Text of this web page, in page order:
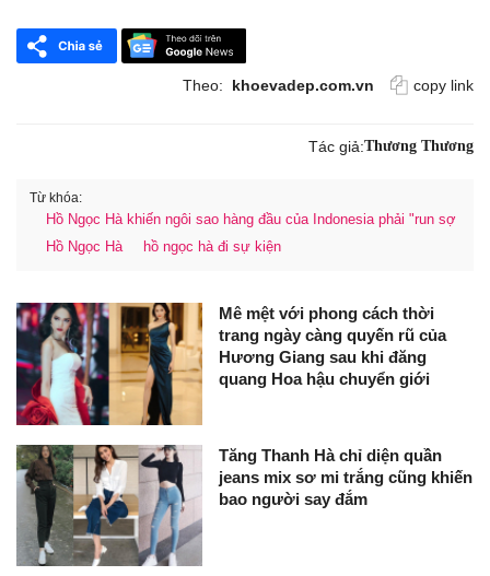
Theo: khoevadep.com.vn copy link
Tác giả:Thương Thương
Từ khóa:
Hồ Ngọc Hà khiến ngôi sao hàng đầu của Indonesia phải "run sợ
Hồ Ngọc Hà
hồ ngọc hà đi sự kiện
Mê mệt với phong cách thời
trang ngày càng quyến rũ của
Hương Giang sau khi đăng
quang Hoa hậu chuyển giới
Tăng Thanh Hà chỉ diện quần
jeans mix sơ mi trắng cũng khiến
bao người say đắm